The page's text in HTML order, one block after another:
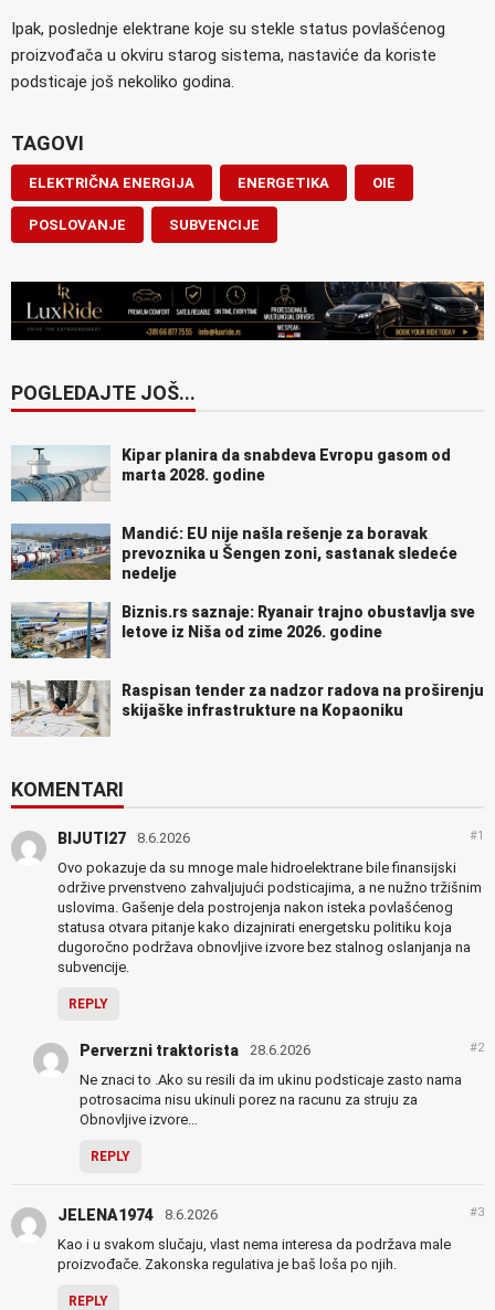
Ipak, poslednje elektrane koje su stekle status povlašćenog
proizvođača u okviru starog sistema, nastaviće da koriste
podsticaje još nekoliko godina.
TAGOVI
ELEKTRIČNA ENERGIJA ENERGETIKA OIE
POSLOVANJE SUBVENCIJE
POGLEDAJTE JOŠ...
Kipar planira da snabdeva Evropu gasom od
marta 2028. godine
Mandić: EU nije našla rešenje za boravak
prevoznika u Šengen zoni, sastanak sledeće
nedelje
Biznis.rs saznaje: Ryanair trajno obustavlja sve
letove iz Niša od zime 2026. godine
Raspisan tender za nadzor radova na proširenju
skijaške infrastrukture na Kopaoniku
KOMENTARI
BIJUTI27 8.6.2026 #1
Ovo pokazuje da su mnoge male hidroelektrane bile finansijski
održive prvenstveno zahvaljujući podsticajima, a ne nužno tržišnim
uslovima. Gašenje dela postrojenja nakon isteka povlašćenog
statusa otvara pitanje kako dizajnirati energetsku politiku koja
dugoročno podržava obnovljive izvore bez stalnog oslanjanja na
subvencije.
REPLY
Perverzni traktorista 28.6.2026 #2
Ne znaci to .Ako su resili da im ukinu podsticaje zasto nama
potrosacima nisu ukinuli porez na racunu za struju za
Obnovljive izvore…
REPLY
JELENA1974 8.6.2026 #3
Kao i u svakom slučaju, vlast nema interesa da podržava male
proizvođače. Zakonska regulativa je baš loša po njih.
REPLY